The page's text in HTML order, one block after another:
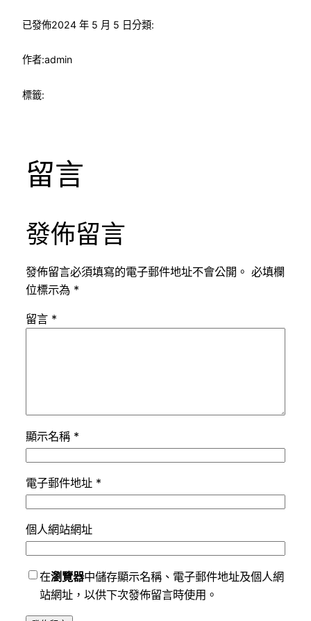
已發佈2024 年 5 月 5 日分類:
作者:admin
標籤:
留言
發佈留言
發佈留言必須填寫的電子郵件地址不會公開。 必填欄
位標示為 *
留言 *
顯示名稱 *
電子郵件地址 *
個人網站網址
在瀏覽器中儲存顯示名稱、電子郵件地址及個人網
站網址，以供下次發佈留言時使用。